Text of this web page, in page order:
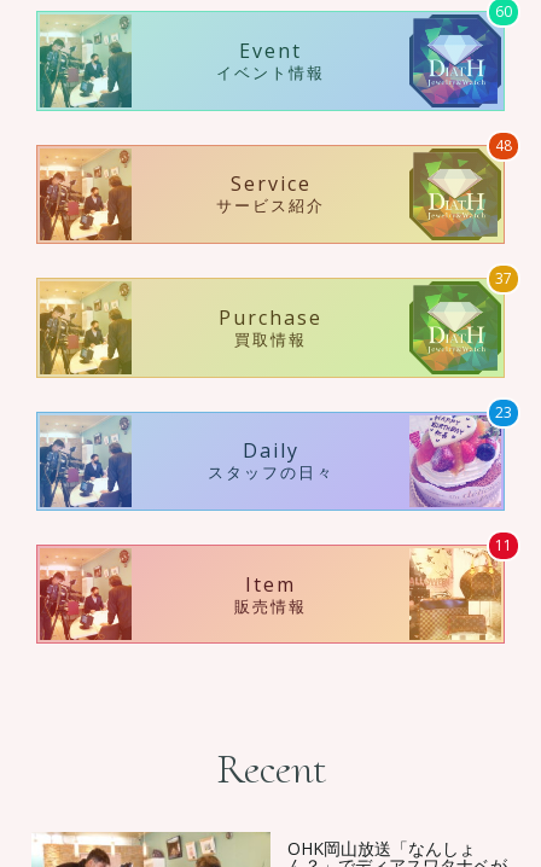
Event
イベント情報
60
Service
サービス紹介
48
Purchase
買取情報
37
Daily
スタッフの日々
23
Item
販売情報
11
Recent
OHK岡山放送「なんしょ